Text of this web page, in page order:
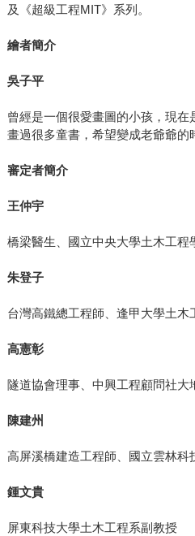
及《超級工程MIT》系列。
繪者簡介
吳子平
曾經是一個很愛畫圖的小孩，現在
畫過很多童書，希望變成老爺爺的
審定者簡介
王仲宇
橋梁醫生、國立中央大學土木工程
朱登子
台灣高鐵總工程師、逢甲大學土木
高憲彰
隧道協會理事、中興工程顧問社大
陳建州
高屏溪橋建造工程師、國立雲林科
鍾文貴
屏東科技大學土木工程系副教授